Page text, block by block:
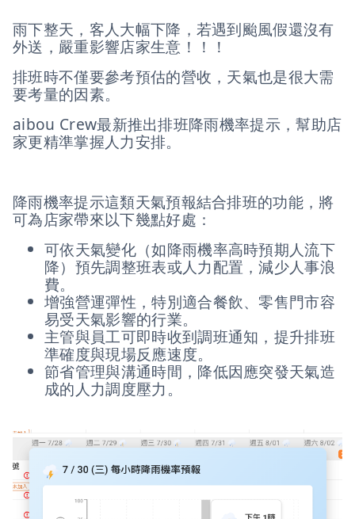
雨下整天，客人大幅下降，若遇到颱風假還沒有
外送，嚴重影響店家生意！！！
排班時不僅要參考預估的營收，天氣也是很大需
要考量的因素。
aibou Crew最新推出排班降雨機率提示，幫助店
家更精準掌握人力安排。
降雨機率提示這類天氣預報結合排班的功能，將
可為店家帶來以下幾點好處：
可依天氣變化（如降雨機率高時預期人流下
降）預先調整班表或人力配置，減少人事浪
費。
增強營運彈性，特別適合餐飲、零售門市容
易受天氣影響的行業。
主管與員工可即時收到調班通知，提升排班
準確度與現場反應速度。
節省管理與溝通時間，降低因應突發天氣造
成的人力調度壓力。